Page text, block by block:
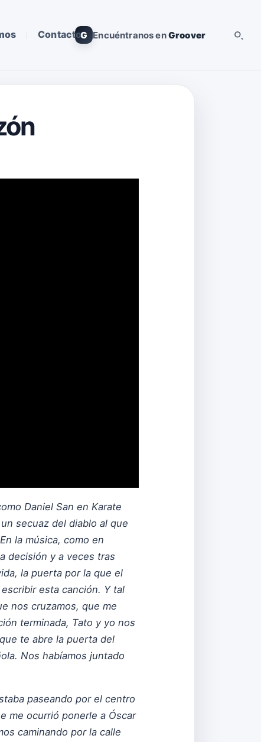
ContactoG Encuéntranos enGroover
Daniel San en Karate
secuaz del diablo al que
la música, como en
decisión y a veces tras
la puerta por la que el
esta canción. Y tal
nos cruzamos, que me
terminada, Tato y yo nos
te abre la puerta del
Nos habíamos juntado
paseando por el centro
me ocurrió ponerle a Óscar
caminando por la calle